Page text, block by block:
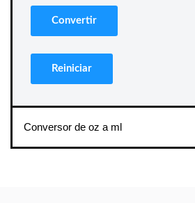
Conversor de oz a ml